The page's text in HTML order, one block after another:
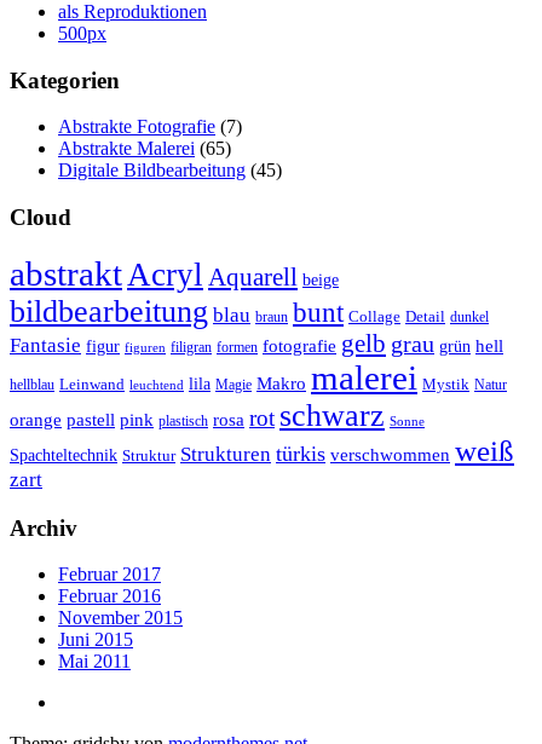
als Reproduktionen
500px
Kategorien
Abstrakte Fotografie (7)
Abstrakte Malerei (65)
Digitale Bildbearbeitung (45)
Cloud
abstrakt Acryl Aquarell beige
bildbearbeitung blau braun bunt Collage Detail dunkel
Fantasie figur figuren filigran formen fotografie gelb grau grün hell
hellblau Leinwand leuchtend lila Magie Makro malerei Mystik Natur
orange pastell pink plastisch rosa rot schwarz Sonne
Spachteltechnik Struktur Strukturen türkis verschwommen weiß
zart
Archiv
Februar 2017
Februar 2016
November 2015
Juni 2015
Mai 2011